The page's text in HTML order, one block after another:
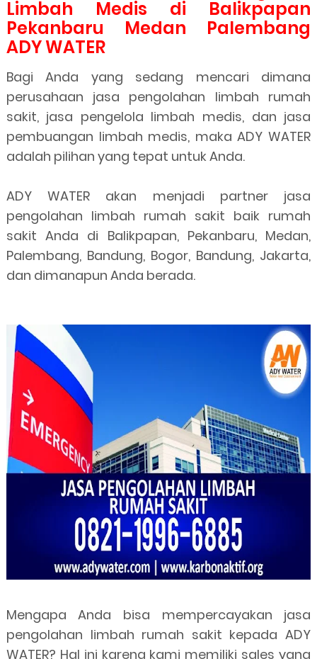
Limbah Medis di Balikpapan
Pekanbaru Medan Palembang
ADY WATER
Bagi Anda yang sedang mencari dimana
perusahaan jasa pengolahan limbah rumah
sakit, jasa pengelola limbah medis, dan jasa
pembuangan limbah medis, maka ADY WATER
adalah pilihan yang tepat untuk Anda.
ADY WATER akan menjadi partner jasa
pengolahan limbah rumah sakit baik rumah
sakit Anda di Balikpapan, Pekanbaru, Medan,
Palembang, Bandung, Bogor, Bandung, Jakarta,
dan dimanapun Anda berada.
Mengapa Anda bisa mempercayakan jasa
pengolahan limbah rumah sakit kepada ADY
WATER? Hal ini karena kami memiliki sales yang